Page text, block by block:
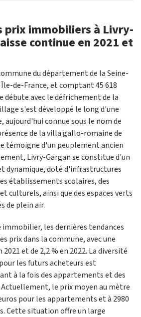
prix immobiliers à Livry-
continue en 2021 et
du département de la Seine-
de-France, et comptant 45 618
avec le défrichement de la
s'est développé le long d'une
aujourd'hui connue sous le nom de
de la villa gallo-romaine de
témoigne d'un peuplement ancien
Livry-Gargan se constitue d'un
dynamique, doté d'infrastructures
établissements scolaires, des
culturels, ainsi que des espaces verts
de plein air.
les dernières tendances
prix dans la commune, avec une
et de 2,2 % en 2022. La diversité
les futurs acheteurs est
à la fois des appartements et des
le prix moyen au mètre
pour les appartements et à 2980
Cette situation offre un large